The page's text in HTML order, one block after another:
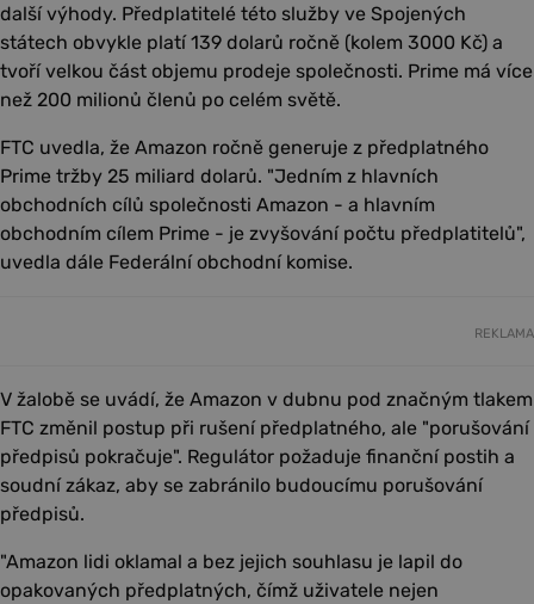
další výhody. Předplatitelé této služby ve Spojených
státech obvykle platí 139 dolarů ročně (kolem 3000 Kč) a
tvoří velkou část objemu prodeje společnosti. Prime má více
než 200 milionů členů po celém světě.
FTC uvedla, že Amazon ročně generuje z předplatného
Prime tržby 25 miliard dolarů. "Jedním z hlavních
obchodních cílů společnosti Amazon - a hlavním
obchodním cílem Prime - je zvyšování počtu předplatitelů",
uvedla dále Federální obchodní komise.
REKLAMA
V žalobě se uvádí, že Amazon v dubnu pod značným tlakem
FTC změnil postup při rušení předplatného, ale "porušování
předpisů pokračuje". Regulátor požaduje finanční postih a
soudní zákaz, aby se zabránilo budoucímu porušování
předpisů.
"Amazon lidi oklamal a bez jejich souhlasu je lapil do
opakovaných předplatných, čímž uživatele nejen